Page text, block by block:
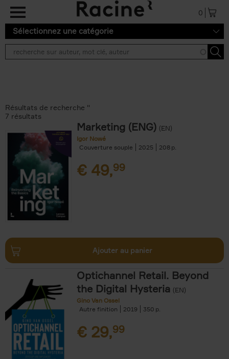
Aller au contenu principal
0
Sélectionnez une catégorie
Résultats de recherche ''
7 résultats
Marketing (ENG) (EN)
Igor Nowé
Couverture souple
2025 208
€ 49,99
Ajouter au panier
Optichannel Retail. Beyond
the Digital Hysteria (EN)
Gino Van Ossel
Autre finition
2019 350
€ 29,99